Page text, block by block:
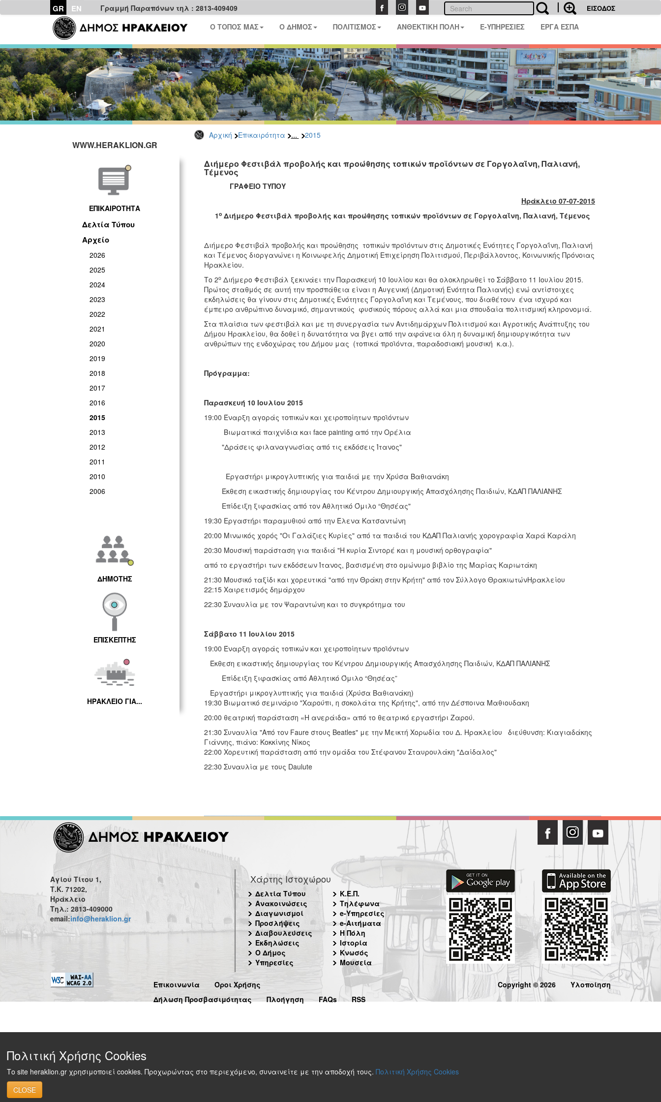
GR EN Γραμμή Παραπόνων τηλ : 2813-409409 ΕΙΣΟΔΟΣ
Ο ΤΟΠΟΣ ΜΑΣ Ο ΔΗΜΟΣ ΠΟΛΙΤΙΣΜΟΣ ΑΝΘΕΚΤΙΚΗ ΠΟΛΗ E-ΥΠΗΡΕΣΙΕΣ ΕΡΓΑ ΕΣΠΑ
Αρχική Επικαιρότητα ... 2015
WWW.HERAKLION.GR
ΕΠΙΚΑΙΡΟΤΗΤΑ
Δελτία Τύπου
Αρχείο
2026
2025
2024
2023
2022
2021
2020
2019
2018
2017
2016
2015
2013
2012
2011
2010
2006
ΔΗΜΟΤΗΣ
ΕΠΙΣΚΕΠΤΗΣ
ΗΡΑΚΛΕΙΟ ΓΙΑ...
Διήμερο Φεστιβάλ προβολής και προώθησης τοπικών προϊόντων σε Γοργολαΐνη, Παλιανή,
Τέμενος
ΓΡΑΦΕΙΟ ΤΥΠΟΥ
Ηράκλειο 07-07-2015
1οΔιήμερο Φεστιβάλ προβολής και προώθησης τοπικών προϊόντων σε Γοργολαΐνη, Παλιανή, Τέμενος
Διήμερο Φεστιβάλ προβολής και προώθησης τοπικών προϊόντων στις Δημοτικές Ενότητες Γοργολαΐνη, Παλιανή
και Τέμενος διοργανώνει η Κοινωφελής Δημοτική Επιχείρηση Πολιτισμού, Περιβάλλοντος, Κοινωνικής Πρόνοιας
Ηρακλείου.
Το 2οΔιήμερο Φεστιβάλ ξεκινάει την Παρασκευή 10 Ιουλίου και θα ολοκληρωθεί το Σάββατο 11 Ιουλίου 2015.
Πρώτος σταθμός σε αυτή την προσπάθεια είναι η Αυγενική (Δημοτική Ενότητα Παλιανής) ενώ αντίστοιχες
εκδηλώσεις θα γίνουν στις Δημοτικές Ενότητες Γοργολαΐνη και Τεμένους, που διαθέτουν ένα ισχυρό και
έμπειρο ανθρώπινο δυναμικό, σημαντικούς φυσικούς πόρους αλλά και μια σπουδαία πολιτισμική κληρονομιά.
Στα πλαίσια των φεστιβάλ και με τη συνεργασία των Αντιδημάρχων Πολιτισμού και Αγροτικής Ανάπτυξης του
Δήμου Ηρακλείου, θα δοθεί η δυνατότητα να βγει από την αφάνεια όλη η δυναμική δημιουργικότητα των
ανθρώπων της ενδοχώρας του Δήμου μας (τοπικά προϊόντα, παραδοσιακή μουσική κ.α.).
Πρόγραμμα:
Παρασκευή 10 Ιουλίου 2015
19:00 Έναρξη αγοράς τοπικών και χειροποίητων προϊόντων
Βιωματικά παιχνίδια και face painting από την Ορέλια
"Δράσεις φιλαναγνωσίας από τις εκδόσεις Ίτανος"
Εργαστήρι μικρογλυπτικής για παιδιά με την Χρύσα Βαθιανάκη
Έκθεση εικαστικής δημιουργίας του Κέντρου Δημιουργικής Απασχόλησης Παιδιών, ΚΔΑΠ ΠΑΛΙΑΝΗΣ
Επίδειξη ξιφασκίας από τον Αθλητικό Όμιλο “Θησέας"
19:30 Εργαστήρι παραμυθιού από την Έλενα Κατσαντώνη
20:00 Μινωικός χορός "Οι Γαλάζιες Κυρίες" από τα παιδιά του ΚΔΑΠ Παλιανής χορογραφία Χαρά Καράλη
20:30 Μουσική παράσταση για παιδιά "Η κυρία Σιντορέ και η μουσική ορθογραφία"
από το εργαστήρι των εκδόσεων Ίτανος, βασισμένη στο ομώνυμο βιβλίο της Μαρίας Καριωτάκη
21:30 Μουσικό ταξίδι και χορευτικά "από την Θράκη στην Κρήτη" από τον Σύλλογο ΘρακιωτώνΗρακλείου
22:15 Χαιρετισμός δημάρχου
22:30 Συναυλία με τον Ψαραντώνη και το συγκρότημα του
Σάββατο 11 Ιουλίου 2015
19:00 Έναρξη αγοράς τοπικών και χειροποίητων προϊόντων
Έκθεση εικαστικής δημιουργίας του Κέντρου Δημιουργικής Απασχόλησης Παιδιών, ΚΔΑΠ ΠΑΛΙΑΝΗΣ
Επίδειξη ξιφασκίας από Αθλητικό Όμιλο “Θησέας”
Εργαστήρι μικρογλυπτικής για παιδιά (Χρύσα Βαθιανάκη)
19:30 Bιωματικό σεμινάριο "Χαρούπι, η σοκολάτα της Κρήτης", από την Δέσποινα Μαθιουδακη
20:00 θεατρική παράσταση «Η ανεράιδα» από το θεατρικό εργαστήρι Ζαρού.
21:30 Συναυλία "Από τον Faure στους Beatles" με την Μεικτή Χορωδία του Δ. Ηρακλείου διεύθυνση: Κιαγιαδάκης
Γιάννης, πιάνο: Κοκκίνης Νίκος
22:00 Χορευτική παράσταση από την ομάδα του Στέφανου Σταυρουλάκη "Δαίδαλος"
22:30 Συναυλία με τους Daulute
Αγίου Τίτου 1,
Τ.Κ. 71202,
Ηράκλειο
Τηλ.: 2813-409000
email:info@heraklion.gr
Χάρτης Ιστοχώρου
Δελτία Τύπου
Ανακοινώσεις
Διαγωνισμοί
Προσλήψεις
Διαβουλεύσεις
Εκδηλώσεις
Ο Δήμος
Υπηρεσίες
Κ.Ε.Π.
Τηλέφωνα
e-Υπηρεσίες
e-Αιτήματα
Η Πόλη
Ιστορία
Κνωσός
Μουσεία
Επικοινωνία
Όροι Χρήσης
Δήλωση Προσβασιμότητας
Πλοήγηση FAQs RSS
Copyright © 2026 Υλοποίηση
Πολιτική Χρήσης Cookies
Το site heraklion.gr χρησιμοποιεί cookies. Προχωρώντας στο περιεχόμενο, συναινείτε με την αποδοχή τους. Πολιτική Χρήσης Cookies
CLOSE